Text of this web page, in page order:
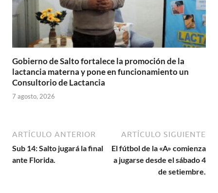
Gobierno de Salto fortalece la promoción de la
lactancia materna y pone en funcionamiento un
Consultorio de Lactancia
7 agosto, 2026
ARTÍCULO ANTERIOR
Sub 14: Salto jugará la final
ante Florida.
ARTÍCULO SIGUIENTE
El fútbol de la «A» comienza
a jugarse desde el sábado 4
de setiembre.